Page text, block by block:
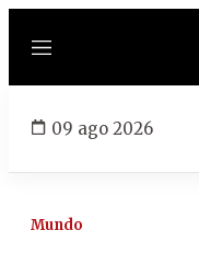
Menú
09 ago 2026
Mundo